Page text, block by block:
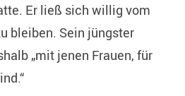
Er ließ sich willig vom
bleiben. Sein jüngster
„mit jenen Frauen, für